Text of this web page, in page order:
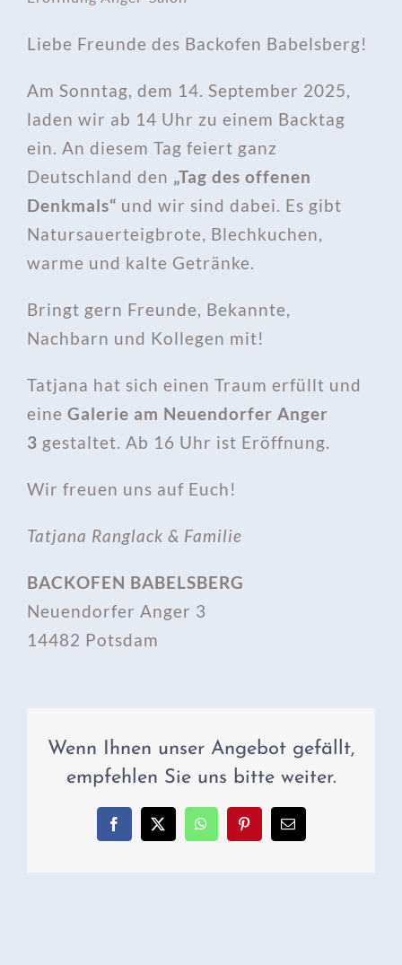
Liebe Freunde des Backofen Babelsberg!
Am Sonntag, dem 14. September 2025,
laden wir ab 14 Uhr zu einem Backtag
ein. An diesem Tag feiert ganz
Deutschland den „Tag des offenen
Denkmals“ und wir sind dabei. Es gibt
Natursauerteigbrote, Blechkuchen,
warme und kalte Getränke.
Bringt gern Freunde, Bekannte,
Nachbarn und Kollegen mit!
Tatjana hat sich einen Traum erfüllt und
eine Galerie am Neuendorfer Anger
3 gestaltet. Ab 16 Uhr ist Eröffnung.
Wir freuen uns auf Euch!
Tatjana Ranglack & Familie
BACKOFEN BABELSBERG
Neuendorfer Anger 3
14482 Potsdam
Wenn Ihnen unser Angebot gefällt,
empfehlen Sie uns bitte weiter.
Facebook
X WhatsAppPinterest
E-
Mail